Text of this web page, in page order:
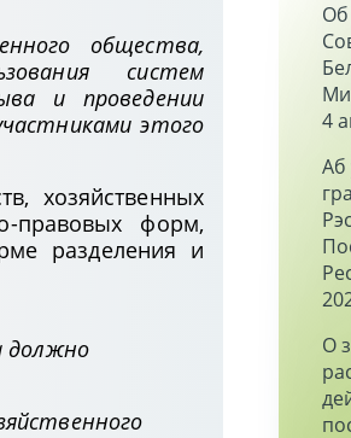
общества,
систем
и проведении
этого
хозяйственных
правовых форм,
разделения и
должно
4
Аб
О